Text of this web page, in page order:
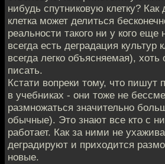
нибудь спутниковую клетку? Как
клетка может делиться
реальности такого ни у кого еще
всегда есть деградация культур
всегда легко объясняемая),
писать.
Кстати вопреки тому, что пишут
в учебниках - они тоже не
размножаться значительно
обычные). Это знают все кто с
работает. Как за ними не
деградируют и приходится
новые.